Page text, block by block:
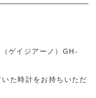
e
e
ゲイジアーノ）GH-
た時計をお持ちいただ